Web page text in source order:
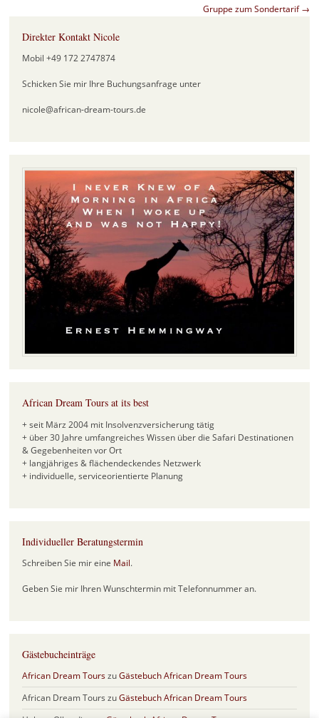
Gruppe zum Sondertarif→
Direkter Kontakt Nicole
Mobil +49 172 2747874
Schicken Sie mir Ihre Buchungsanfrage unter
nicole@african-dream-tours.de
African Dream Tours at its best
+ seit März 2004 mit Insolvenzversicherung tätig
+ über 30 Jahre umfangreiches Wissen über die Safari Destinationen
& Gegebenheiten vor Ort
+ langjähriges & flächendeckendes Netzwerk
+ individuelle, serviceorientierte Planung
Individueller Beratungstermin
Schreiben Sie mir eine Mail.
Geben Sie mir Ihren Wunschtermin mit Telefonnummer an.
Gästebucheinträge
African Dream TourszuGästebuch African Dream Tours
African Dream Tours zuGästebuch African Dream Tours